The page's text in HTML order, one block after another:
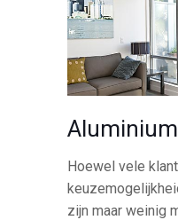
Aluminium
Hoewel vele
zijn maar weinig